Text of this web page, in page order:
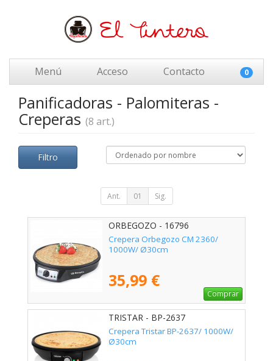
Menú Acceso Contacto 0
Panificadoras - Palomiteras -
Creperas (8 art.)
Filtro
Ant. 01 Sig.
ORBEGOZO - 16796
Crepera Orbegozo CM 2360/
1000W/ Ø30cm
35,99 €
Comprar
TRISTAR - BP-2637
Crepera Tristar BP-2637/ 1000W/
Ø30cm